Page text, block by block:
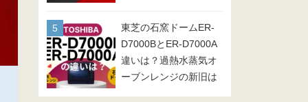
東芝の石窯ドームER-
D7000BとER-D7000A
違いは？過熱水蒸気オ
ーブンレンジの新旧は